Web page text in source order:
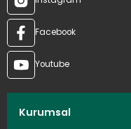
Facebook
Youtube
Kurumsal